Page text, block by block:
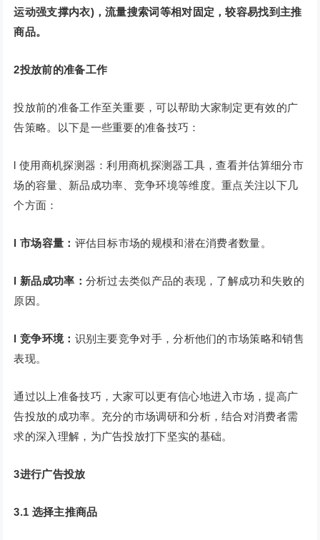
运动强支撑内衣)，流量搜索词等相对固定，较容易找到主推
商品。
2投放前的准备工作
投放前的准备工作至关重要，可以帮助大家制定更有效的广
告策略。以下是一些重要的准备技巧：
l 使用商机探测器：利用商机探测器工具，查看并估算细分市
场的容量、新品成功率、竞争环境等维度。重点关注以下几
个方面：
l 市场容量： 评估目标市场的规模和潜在消费者数量。
l 新品成功率： 分析过去类似产品的表现，了解成功和失败的
原因。
l 竞争环境： 识别主要竞争对手，分析他们的市场策略和销售
表现。
通过以上准备技巧，大家可以更有信心地进入市场，提高广
告投放的成功率。充分的市场调研和分析，结合对消费者需
求的深入理解，为广告投放打下坚实的基础。
3进行广告投放
3.1 选择主推商品